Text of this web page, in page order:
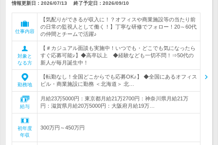
情報更新日：2026/07/13 終了予定日： 2026/09/10
仕事内容
【気配りができるが収入に！？オフィスや商業施設等の当たり前
の日常の監視人として働く！】丁寧な研修でフォロー！20～60代
の仲間とチームで活躍♪
対象と
なる方
【＃カジュアル面談も実施中！いつでも・どこでも気になったら
すぐ応募可能♪】◆高卒以上 ◆経験なども一切不問！⇒50代の
新人が毎月誕生中！
勤務地
【転勤なし！全国どこからでも応募OK♪】 ◆全国にあるオフィス
ビル・商業施設に勤務 ＜北海道＞ 北…
給与
月給23万5000円：東京都月給21万2700円：神奈川県月給21万
円：滋賀県月給20万5000円：大阪府月給19万…
初年度
年収
300万円～450万円